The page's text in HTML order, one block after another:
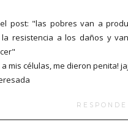
post: "las pobres van a
resistencia a los daños y
mis células, me dieron penita!